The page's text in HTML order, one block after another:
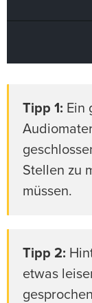
Tipp 1: Ein
Stellen zu
müssen.
Tipp 2:
etwas